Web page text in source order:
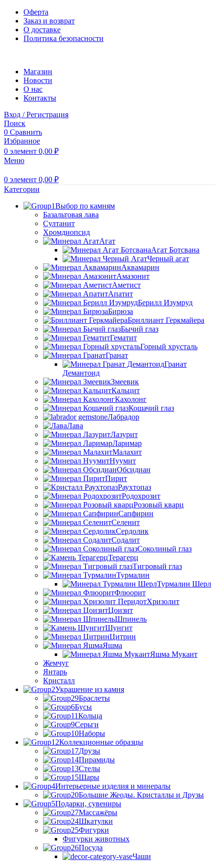
Оферта
Заказ и возврат
О доставке
Политика безопасности
Магазин
Новости
O нас
Контакты
Вход / Регистрация
Поиск
0 Сравнить
Избранное
0 элемент 0,00 ₽
Меню
0 элемент 0,00 ₽
Категории
Выбор по камням
Базальтовая лава
Султанит
Хромдиопсид
Агат
Агат Ботсвана
Черный агат
Аквамарин
Амазонит
Аметист
Апатит
Берилл Изумруд
Бирюза
Бриллиант Геркмайера
Бычий глаз
Гематит
Горный хрусталь
Гранат
Гранат
Демантоид
Змеевик
Кальцит
Кахолонг
Кошачий глаз
Лабрадор
Лава
Лазурит
Ларимар
Малахит
Нуумит
Обсидиан
Пирит
Раухтопаз
Родохрозит
Розовый кварц
Сапфирин
Селенит
Сердолик
Содалит
Соколиный глаз
Терагерц
Тигровый глаз
Турмалин
Турмалин Шерл
Флюорит
Хризолит
Цоизит
Шпинель
Шунгит
Цитрин
Яшма
Яшма Мукаит
Жемчуг
Янтарь
Кристалл
Украшение из камня
Браслеты
Бусы
Кольца
Серьги
Наборы
Коллекционные образцы
Друзы
Пирамиды
Стелы
Шары
Интерьерные изделия и минералы
Большие Жеоды. Кристаллы и Друзы
Подарки, сувениры
Массажёры
Шкатулки
Фигурки
Фигурки животных
Посуда
Чаши